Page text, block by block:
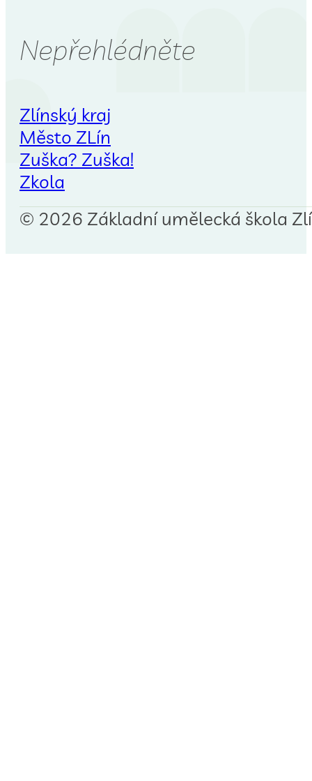
Nepřehlédněte
Zlínský kraj
Město ZLín
Zuška? Zuška!
Zkola
© 2026 Základní umělecká škola